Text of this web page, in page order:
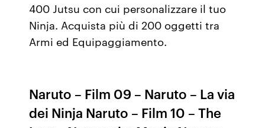
400 Jutsu con cui personalizzare il tuo
Ninja. Acquista più di 200 oggetti tra
Armi ed Equipaggiamento.
Naruto – Film 09 – Naruto – La via
dei Ninja Naruto – Film 10 – The